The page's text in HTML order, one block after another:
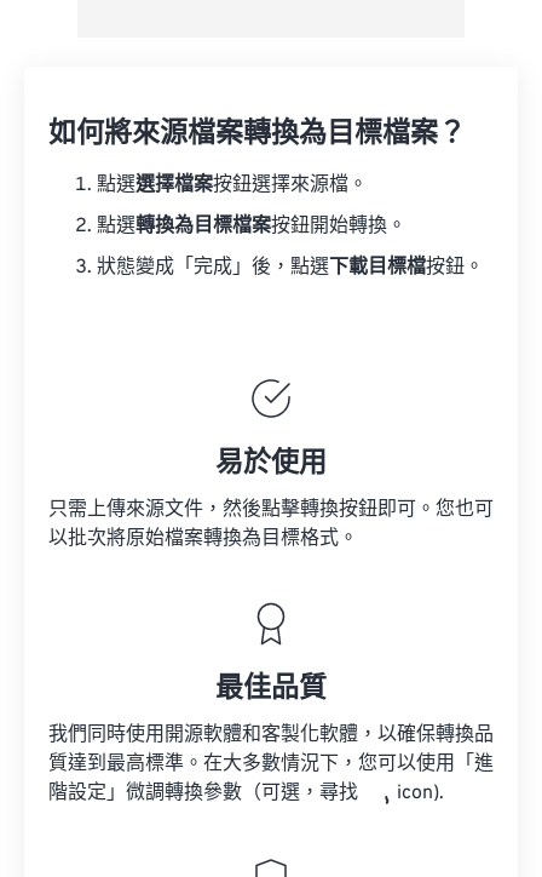
如何將來源檔案轉換為目標檔案？
點選選擇檔案按鈕選擇來源檔。
點選轉換為目標檔案按鈕開始轉換。
狀態變成「完成」後，點選 下載目標檔按鈕。
易於使用
只需上傳來源文件，然後點擊轉換按鈕即可。您也可
以批次將原始檔案轉換為目標格式。
最佳品質
我們同時使用開源軟體和客製化軟體，以確保轉換品
質達到最高標準。在大多數情況下，您可以使用「進
階設定」微調轉換參數（可選，尋找
icon).